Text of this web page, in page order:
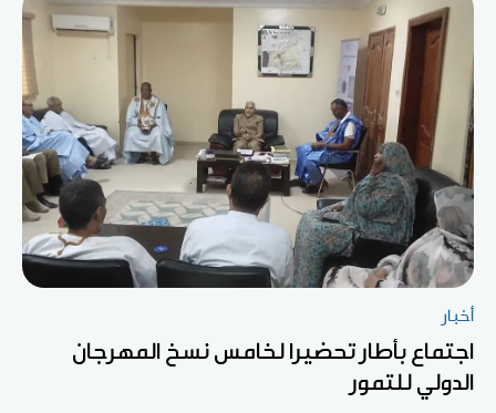
أخبار
اجتماع بأطار تحضيرا لخامس نسخ المهرجان
الدولي للتمور